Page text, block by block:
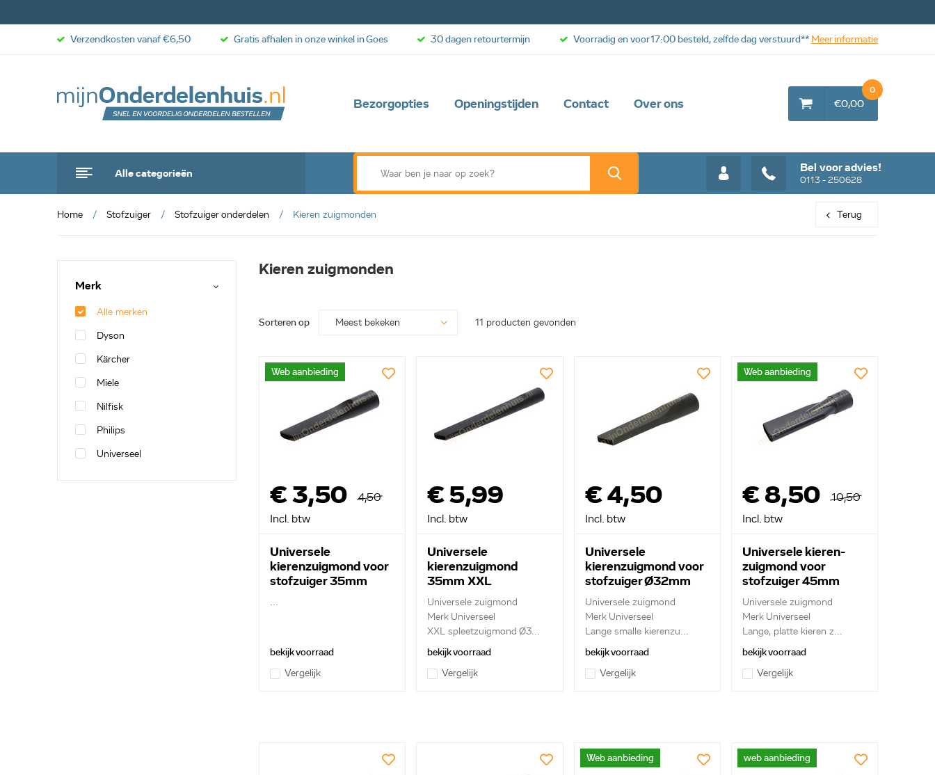
Bezorgopties Openingstijden Contact Over ons
Alle categorieën Bel voor advies!
0113 - 250628
€0,00
0
Verzendkosten vanaf €6,50 Gratis afhalen in onze winkel in Goes 30 dagen retourtermijn Voorradig en voor 17:00 besteld, zelfde dag verstuurd** Meer informatie
Home Stofzuiger Stofzuiger onderdelen Kieren zuigmonden Terug
Merk
Alle merken
Dyson
Kärcher
Miele
Nilfisk
Philips
Universeel
Kieren zuigmonden
Sorteren op 11 producten gevonden
Web aanbieding
€ 3,50
4,50
Incl. btw
Universele
kierenzuigmond voor
stofzuiger 35mm
...
bekijk voorraad
Vergelijk
€ 5,99
Incl. btw
Universele
kierenzuigmond
35mm XXL
Universele zuigmond
Merk Universeel
XXL spleetzuigmond Ø3...
bekijk voorraad
Vergelijk
€ 4,50
Incl. btw
Universele
kierenzuigmond voor
stofzuiger Ø32mm
Universele zuigmond
Merk Universeel
Lange smalle kierenzu...
bekijk voorraad
Vergelijk
Web aanbieding
€ 8,50
10,50
Incl. btw
Universele kieren-
zuigmond voor
stofzuiger 45mm
Universele zuigmond
Merk Universeel
Lange, platte kieren z...
bekijk voorraad
Vergelijk
Web aanbieding web aanbieding